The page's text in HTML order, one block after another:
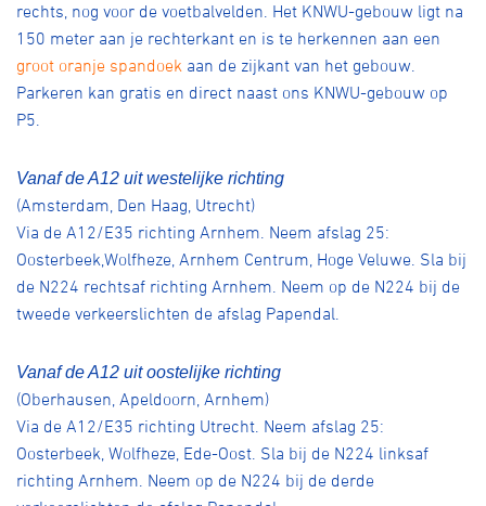
rechts, nog voor de voetbalvelden. Het KNWU-gebouw ligt na
150 meter aan je rechterkant en is te herkennen aan een
groot oranje spandoek aan de zijkant van het gebouw.
Parkeren kan gratis en direct naast ons KNWU-gebouw op
P5.
Vanaf de A12 uit westelijke richting
(Amsterdam, Den Haag, Utrecht)
Via de A12/E35 richting Arnhem. Neem afslag 25:
Oosterbeek,Wolfheze, Arnhem Centrum, Hoge Veluwe. Sla bij
de N224 rechtsaf richting Arnhem. Neem op de N224 bij de
tweede verkeerslichten de afslag Papendal.
Vanaf de A12 uit oostelijke richting
(Oberhausen, Apeldoorn, Arnhem)
Via de A12/E35 richting Utrecht. Neem afslag 25:
Oosterbeek, Wolfheze, Ede-Oost. Sla bij de N224 linksaf
richting Arnhem. Neem op de N224 bij de derde